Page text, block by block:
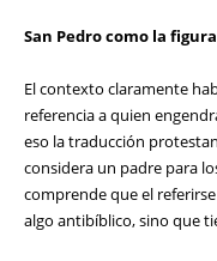
San Pedro como la
El contexto claramente
referencia a quien
eso la traducción
considera un padre para
comprende que el
algo antibíblico, sino que